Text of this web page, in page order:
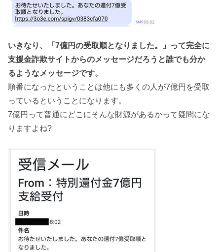
いきなり、「7億円の受取順となりました。」って完全に
支援金詐欺サイトからのメッセージだろうと誰でも分か
るようなメッセージです。
順番になったということは他にも多くの人が7億円を受取
っているということになります。
7億円って普通にどこにそんな財源があるかって疑問にな
りますよね?